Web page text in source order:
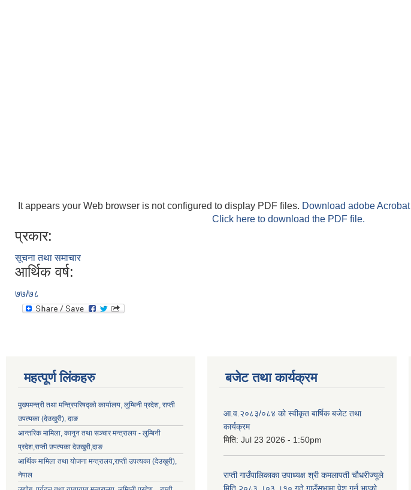
It appears your Web browser is not configured to display PDF files. Download adobe Acrobat
Click here to download the PDF file.
प्रकार:
सूचना तथा समाचार
आर्थिक वर्ष:
७७/७८
महत्पूर्ण लिंकहरु
मुख्यमन्त्री तथा मन्त्रिपरिषद्को कार्यालय, लुम्बिनी प्रदेश, राप्ती
उपत्यका (देउखुरी), दाङ
आन्तरिक मामिला, कानुन तथा सञ्चार मन्त्रालय - लुम्बिनी
प्रदेश,राप्ती उपत्यका देउखुरी,दाङ
आर्थिक मामिला तथा योजना मन्त्रालय,राप्ती उपत्यका (देउखुरी),
नेपाल
बजेट तथा कार्यक्रम
आ.व.२०८३/०८४ को स्वीकृत बार्षिक बजेट तथा
कार्यक्रम
मिति: Jul 23 2026 - 1:50pm
राप्ती गाउँपालिकाका उपाध्यक्ष श्री कमलापती चौधरीज्यूले